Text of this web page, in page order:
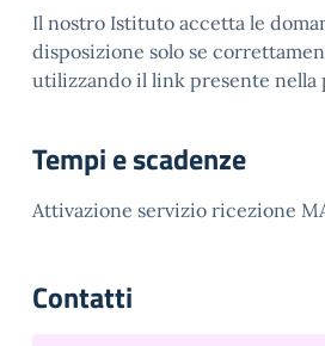
Il nostro Istituto accetta le
disposizione solo se
utilizzando il link presente nella
Tempi e scadenze
Attivazione servizio ricezione
Contatti